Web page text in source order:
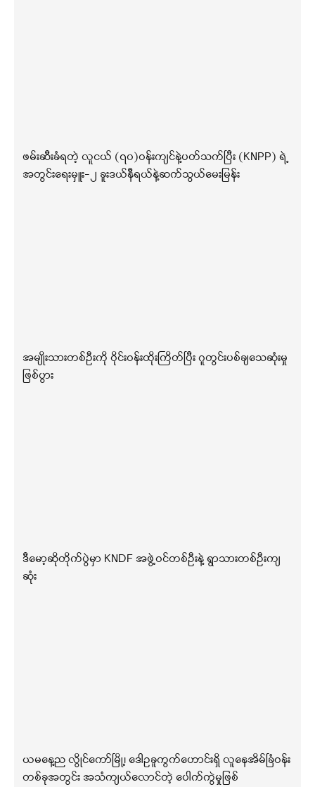
ဖမ်းဆီးခံရတဲ့ လူငယ် (၇၀)ဝန်းကျင်နဲ့ပတ်သက်ပြီး (KNPP) ရဲ့
အတွင်းရေးမှူး-၂ ခူးဒယ်နီရယ်နဲ့ဆက်သွယ်မေးမြန်း
အမျိုးသားတစ်ဦးကို ဝိုင်းဝန်းထိုးကြိတ်ပြီး ဂူတွင်းပစ်ချသေဆုံးမှု
ဖြစ်ပွား
ဒီမော့ဆိုတိုက်ပွဲမှာ KNDF အဖွဲ့ဝင်တစ်ဦးနဲ့ ရွာသားတစ်ဦးကျ
ဆုံး
ယမနေ့ည လွိုင်ကော်မြို့၊ ဒေါဥခူကွက်ဟောင်းရှိ လူနေအိမ်ခြံဝန်း
တစ်ခုအတွင်း အသံကျယ်လောင်တဲ့ ပေါက်ကွဲမှုဖြစ်